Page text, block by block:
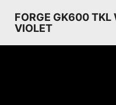
FORGE GK600 TKL
VIOLET